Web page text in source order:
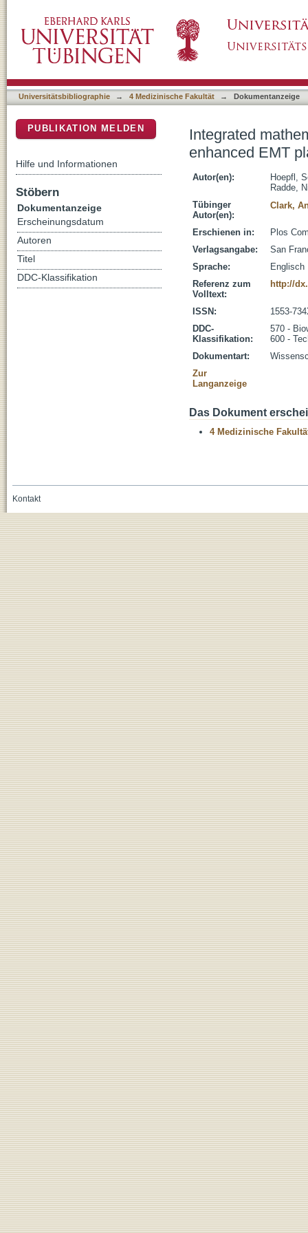
of the DLC1 tumor suppressor
Universitätsbibliographie → 4 Medizinische Fakultät → Dokumentanzeige
Integrated
enhanced EMT
Autor(en):
Hoepfl,
Radde,
Tübinger
Autor(en):
Clark,
Erschienen in:
Plos
Verlagsangabe:
San
Sprache:
Englisch
Referenz zum
Volltext:
http://
ISSN:
1553-
DDC-
Klassifikation:
570 -
600 -
Dokumentart:
Zur
Langanzeige
Das Dokument
4 Medizinische
PUBLIKATION MELDEN
Hilfe und Informationen
Stöbern
Dokumentanzeige
Erscheinungsdatum
Autoren
Titel
DDC-Klassifikation
Kontakt